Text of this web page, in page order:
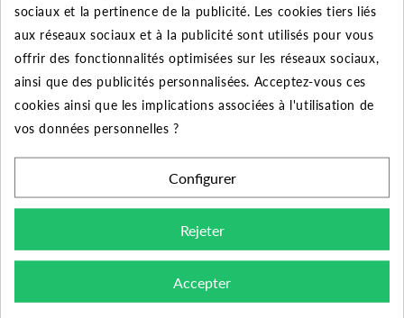
5 2% Jusqu'à 0,08 €
50 10% Jusqu'à 3,80 €
DESCRIPTION DU PRODUIT
Découvrez la meilleure qualité des raccords PVC à
coller avec cette réduction 50x40 femelle-mâle. Un
raccord performant prévue pour les installations sous
sociaux et la pertinence de la publicité. Les cookies tiers liés
aux réseaux sociaux et à la publicité sont utilisés pour vous
offrir des fonctionnalités optimisées sur les réseaux sociaux,
ainsi que des publicités personnalisées. Acceptez-vous ces
cookies ainsi que les implications associées à l'utilisation de
vos données personnelles ?
Configurer
Rejeter
Accepter